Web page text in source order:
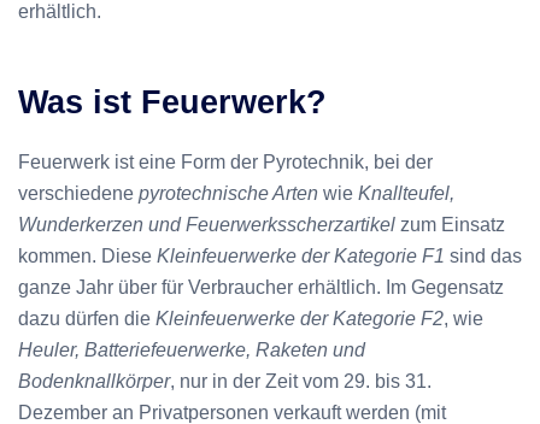
erhältlich.
Was ist Feuerwerk?
Feuerwerk ist eine Form der Pyrotechnik, bei der
verschiedene pyrotechnische Arten wie Knallteufel,
Wunderkerzen und Feuerwerksscherzartikel zum Einsatz
kommen. Diese Kleinfeuerwerke der Kategorie F1 sind das
ganze Jahr über für Verbraucher erhältlich. Im Gegensatz
dazu dürfen die Kleinfeuerwerke der Kategorie F2, wie
Heuler, Batteriefeuerwerke, Raketen und
Bodenknallkörper, nur in der Zeit vom 29. bis 31.
Dezember an Privatpersonen verkauft werden (mit